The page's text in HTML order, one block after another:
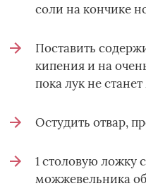
соли на кончике
Поставить
кипения и на
пока лук не
Остудить отвар,
1 столовую ложку
можжевельника